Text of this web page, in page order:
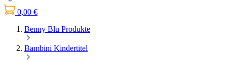
0,00 €
Benny Blu Produkte
Bambini Kindertitel